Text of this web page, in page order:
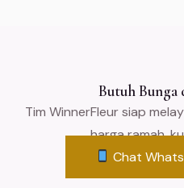
Butuh Bunga
Tim WinnerFleur siap
harga ramah,
Chat